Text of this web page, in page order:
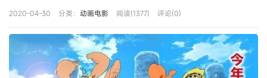
2020-04-30 分类： 动画电影 阅读(1377) 评论(0)